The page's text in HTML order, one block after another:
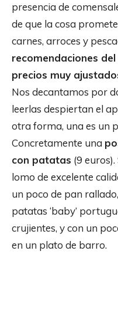
presencia de
de que la cosa
carnes, arroces y
recomendaciones
precios muy
Nos decantamos por
leerlas despiertan el
otra forma, una es un
Concretamente una
con patatas (9
lomo de excelente
un poco de pan
patatas ‘baby’
crujientes, y con un
en un plato de barro.